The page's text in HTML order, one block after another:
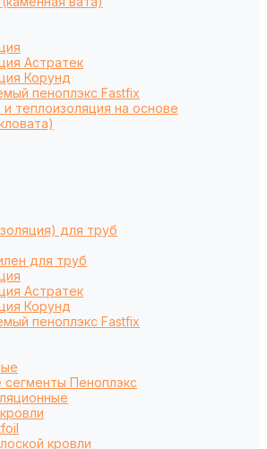
Астратек
Корунд
пеноплэкс Fastfix
теплоизоляция на основе
для труб
для труб
Астратек
Корунд
пеноплэкс Fastfix
Пеноплэкс
кровли